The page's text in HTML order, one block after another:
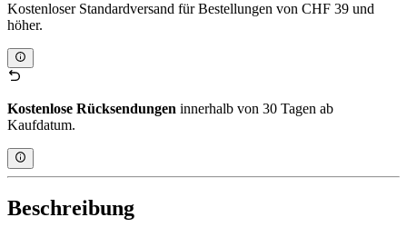
Kostenloser Standardversand für Bestellungen von CHF 39 und
höher.
Kostenlose Rücksendungen innerhalb von 30 Tagen ab
Kaufdatum.
Beschreibung